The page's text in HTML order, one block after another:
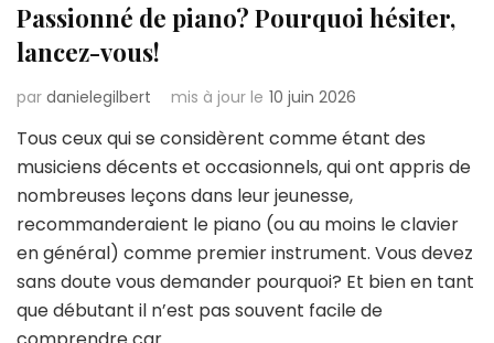
Passionné de piano? Pourquoi hésiter,
lancez-vous!
par danielegilbert mis à jour le 10 juin 2026
Tous ceux qui se considèrent comme étant des
musiciens décents et occasionnels, qui ont appris de
nombreuses leçons dans leur jeunesse,
recommanderaient le piano (ou au moins le clavier
en général) comme premier instrument. Vous devez
sans doute vous demander pourquoi? Et bien en tant
que débutant il n’est pas souvent facile de